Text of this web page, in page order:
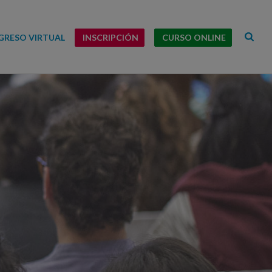
VIRTUAL INSCRIPCIÓN CURSO ONLINE